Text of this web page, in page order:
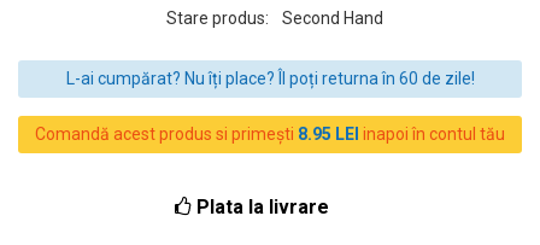
Stare produs:
Second Hand
L-ai cumpărat? Nu îți place? Îl poți returna în 60 de zile!
Comandă acest produs si primești 8.95 LEI inapoi în contul tău
Plata la livrare